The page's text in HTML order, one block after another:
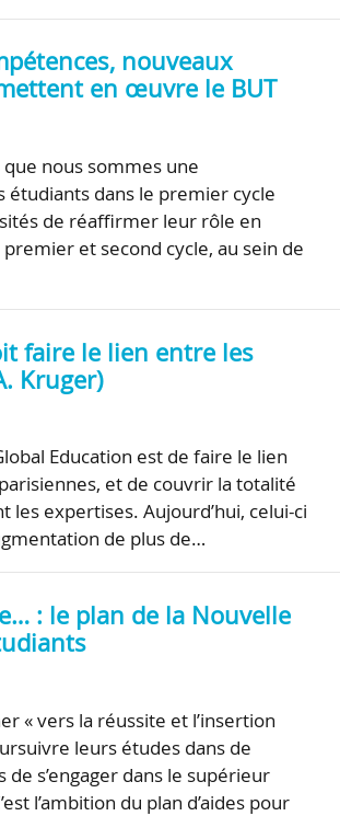
nouveaux
en œuvre le BUT
nous sommes une
étudiants dans le premier cycle
de réaffirmer leur rôle en
et second cycle, au sein de
faire le lien entre les
Kruger)
Education est de faire le lien
et de couvrir la totalité
les expertises. Aujourd’hui, celui-ci
de plus de…
: le plan de la Nouvelle
« vers la réussite et l’insertion
leurs études dans de
s’engager dans le supérieur
l’ambition du plan d’aides pour